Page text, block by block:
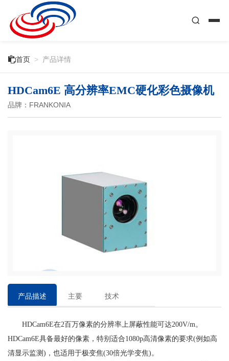
首页 > 产品详情
HDCam6E 高分辨率EMC硬化彩色摄像机
品牌：FRANKONIA
产品描述
主要
技术
HDCam6E在2百万像素的分辨率上屏蔽性能可达200V/m。
HDCam6E具备最好的像素，特别适合1080p高清像素的要求(例如高
清显示监测)，也适用于极变焦(30倍光学变焦)。